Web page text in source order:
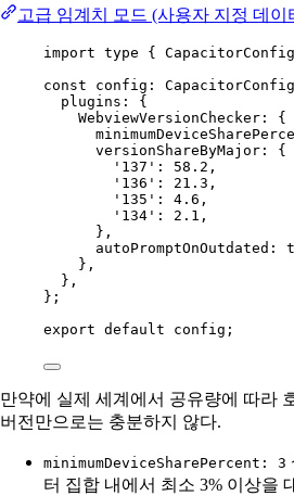
고급 임계치 모드 (사용자 지정 데이
import type {
const
config : CapacitorConfig
plugins: {
WebviewVersionChecker: {
versionShareByMajor: {
'137' : 58.2 ,
'136' : 21.3 ,
'135' : 4.6 ,
'134' : 2.1 ,
},
autoPromptOnOutdated:
},
},
};
export default config;
만약에 실제 세계에서 공유량에 따라
버전만으로는 충분하지 않다.
minimumDeviceSharePercent: 3
터 집합 내에서 최소 3% 이상을